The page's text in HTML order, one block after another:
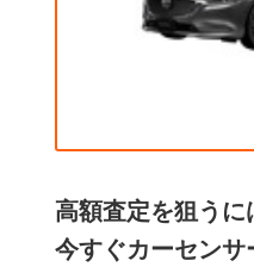
高額査定を狙うに
今すぐカーセン